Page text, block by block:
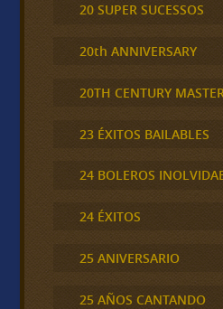
20 SUPER SUCESSOS
20th ANNIVERSARY
20TH CENTURY
23 ÉXITOS BAILABLES
24 BOLEROS
24 ÉXITOS
25 ANIVERSARIO
25 AÑOS CANTANDO